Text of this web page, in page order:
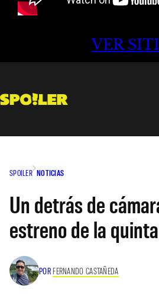
VER
SPOILER NOTICIAS
Un detrás de
estreno de la
POR FERNANDO CASTAÑEDA